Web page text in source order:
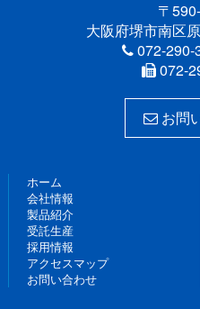
〒
大阪府堺市南区
072-290-
072-
お問
ホーム
会社情報
製品紹介
受託生産
採用情報
アクセスマップ
お問い合わせ